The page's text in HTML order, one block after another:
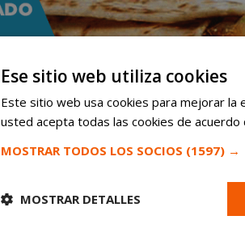
Ese sitio web utiliza cookies
Este sitio web usa cookies para mejorar la
usted acepta todas las cookies de acuerdo
MOSTRAR TODOS LOS SOCIOS (1597) →
MOSTRAR DETALLES